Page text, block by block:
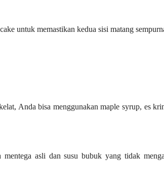
untuk memastikan kedua sisi matang
Anda bisa menggunakan maple syrup, es
asli dan susu bubuk yang tidak